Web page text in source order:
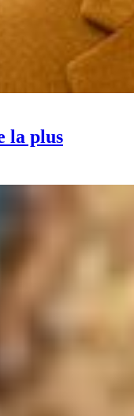
la plus